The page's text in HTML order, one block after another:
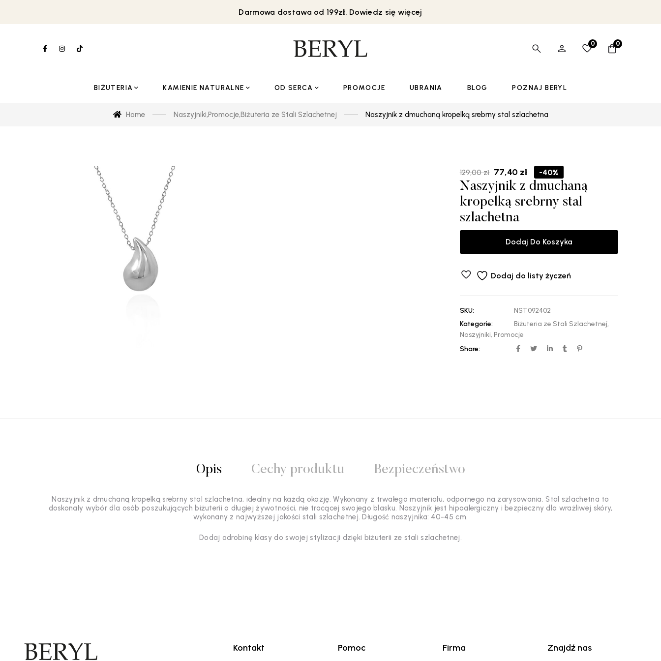
Darmowa dostawa od 199zł. Dowiedz się więcej
0 0
BIŻUTERIA KAMIENIE NATURALNE OD SERCA PROMOCJE UBRANIA BLOG POZNAJ BERYL
Home Naszyjniki,Promocje,Biżuteria ze Stali Szlachetnej Naszyjnik z dmuchaną kropelką srebrny stal szlachetna
129,00zł Pierwotna
cena
wynosiła:
129,00 zł.
77,40 złAktualna
cena
wynosi:
77,40 zł.
-40%
Naszyjnik z dmuchaną
kropelką srebrny stal
szlachetna
Dodaj Do Koszyka
Dodaj do listy życzeń
SKU:
NST092402
Kategorie:
Biżuteria ze Stali Szlachetnej,
Naszyjniki, Promocje
Share:
Opis Cechy produktu Bezpieczeństwo
Naszyjnik z dmuchaną kropelką srebrny stal szlachetna, idealny na każdą okazję. Wykonany z trwałego materiału, odpornego na zarysowania. Stal szlachetna to
doskonały wybór dla osób poszukujących biżuterii o długiej żywotności, nie tracącej swojego blasku. Naszyjnik jest hipoalergiczny i bezpieczny dla wrażliwej skóry,
wykonany z najwyższej jakości stali szlachetnej. Długość naszyjnika: 40-45 cm.
Dodaj odrobinę klasy do swojej stylizacji dzięki biżuterii ze stali szlachetnej.
Kontakt Pomoc Firma Znajdź nas